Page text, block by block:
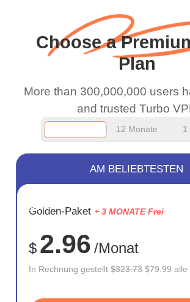
and keep up the good
Choose a
Plan
More than 300,000,000 users
and trusted Turbo
12 Monate 1
SPARE
75%
AM BELIEBTESTEN
Golden-Paket + 3 MONATE Frei
$ 2.96 /Monat
In Rechnung gestellt$323.73 $79.99 alle